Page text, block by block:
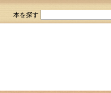
本を探す